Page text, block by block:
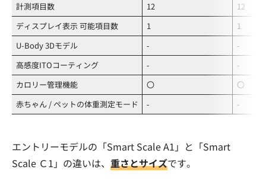
計測項目数
12
12
ディスプレイ表示 可能項目数
1
1
U-Body 3Dモデル
‐
‐
高感度ITOコーティング
‐
‐
カロリー管理機能
〇
〇
赤ちゃん / ペットの体重測定モード
‐ ‐
エントリーモデルの「Smart Scale A1」と「Smart
Scale Ｃ1」の違いは、 重さとサイズです。